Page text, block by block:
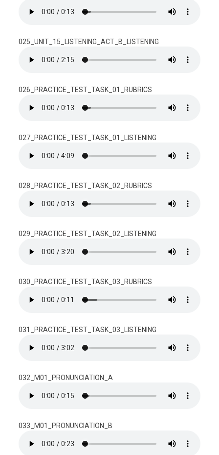
025_UNIT_15_LISTENING_ACT_B_LISTENING
026_PRACTICE_TEST_TASK_01_RUBRICS
027_PRACTICE_TEST_TASK_01_LISTENING
028_PRACTICE_TEST_TASK_02_RUBRICS
029_PRACTICE_TEST_TASK_02_LISTENING
030_PRACTICE_TEST_TASK_03_RUBRICS
031_PRACTICE_TEST_TASK_03_LISTENING
032_M01_PRONUNCIATION_A
033_M01_PRONUNCIATION_B